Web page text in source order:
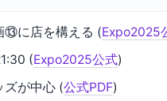
⑬に店を構える (Expo2025
(Expo2025公式)
ズが中心 (公式PDF)